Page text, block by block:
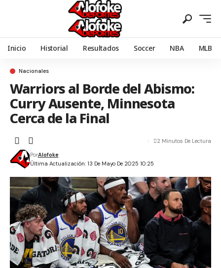
Inicio Historial Resultados Soccer NBA MLB
Nacionales
Warriors al Borde del Abismo:
Curry Ausente, Minnesota
Cerca de la Final
Última Actualización: 13 De Mayo De 2025 10:25
PorAlofoke
2 Minutos De Lectura